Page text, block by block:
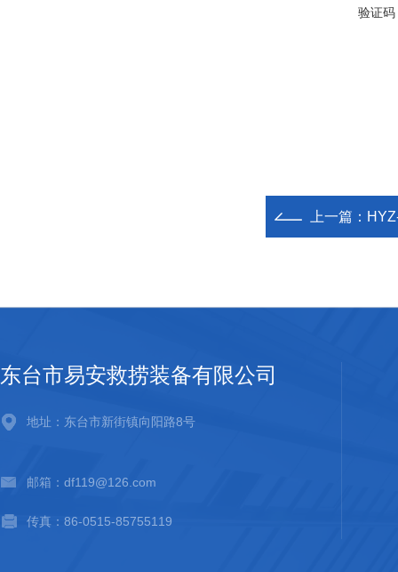
验证码
上一篇：
东台市易安救捞装备有限公司
地址：东台市新街镇向阳路8号
邮箱：df119@126.com
传真：86-0515-85755119